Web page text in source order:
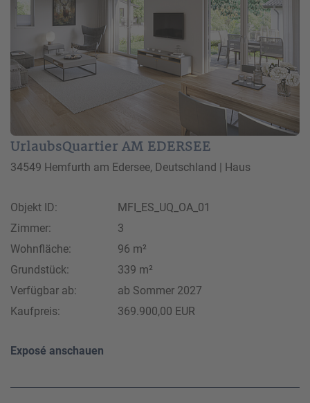
UrlaubsQuartier AM EDERSEE
34549 Hemfurth am Edersee, Deutschland | Haus
Objekt ID:
MFI_ES_UQ_OA_01
Zimmer:
3
Wohnfläche:
96 m²
Grundstück:
339 m²
Verfügbar ab:
ab Sommer 2027
Kaufpreis:
369.900,00 EUR
Exposé anschauen